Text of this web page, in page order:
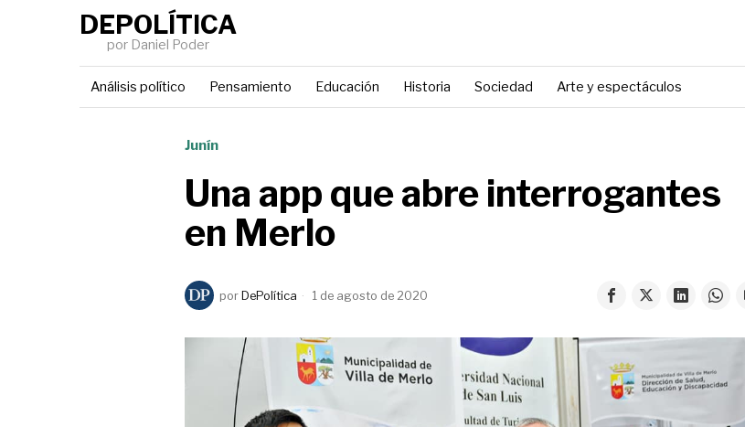
DEPOLÍTICA
por Daniel Poder
Análisis político Pensamiento Educación Historia Sociedad Arte y espectáculos
Junín
Una app que abre interrogantes
en Merlo
por DePolítica 1 de agosto de 2020